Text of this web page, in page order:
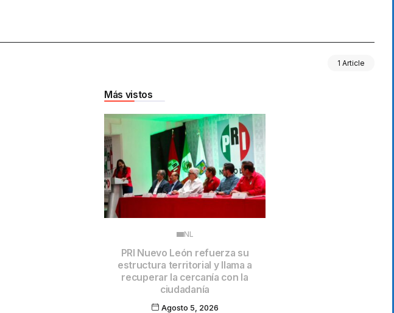
1 Article
Más vistos
NL
PRI Nuevo León refuerza su
estructura territorial y llama a
recuperar la cercanía con la
ciudadanía
Agosto 5, 2026